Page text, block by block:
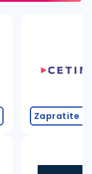
Zapratite